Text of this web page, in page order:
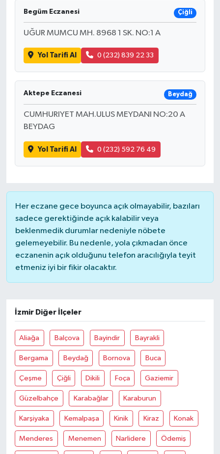
Begüm Eczanesi Çiğli
UĞUR MUMCU MH. 8968 1 SK. NO:1 A
Yol Tarifi Al 0 (232) 839 22 33
Aktepe Eczanesi Beydağ
CUMHURIYET MAH.ULUS MEYDANI NO:20 A
BEYDAG
Yol Tarifi Al 0 (232) 592 76 49
Her eczane gece boyunca açık olmayabilir, bazıları
sadece gerektiğinde açık kalabilir veya
beklenmedik durumlar nedeniyle nöbete
gelemeyebilir. Bu nedenle, yola çıkmadan önce
eczanenin açık olduğunu telefon aracılığıyla teyit
etmeniz iyi bir fikir olacaktır.
İzmir Diğer İlçeler
Aliağa Balçova Bayindir Bayrakli
Bergama Beydağ Bornova Buca
Çeşme Çiğli Dikili Foça Gaziemir
Güzelbahçe Karabağlar Karaburun
Karşiyaka Kemalpaşa Kinik Kiraz Konak
Menderes Menemen Narlidere Ödemiş